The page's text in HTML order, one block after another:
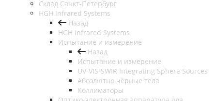
Cклад Санкт-Петербург
HGH Infrared Systems
Назад
HGH Infrared Systems
Испытание и измерение
Назад
Испытание и измерение
UV-VIS-SWIR Integrating Sphere Sources
Абсолютно чёрные тела
Коллиматоры